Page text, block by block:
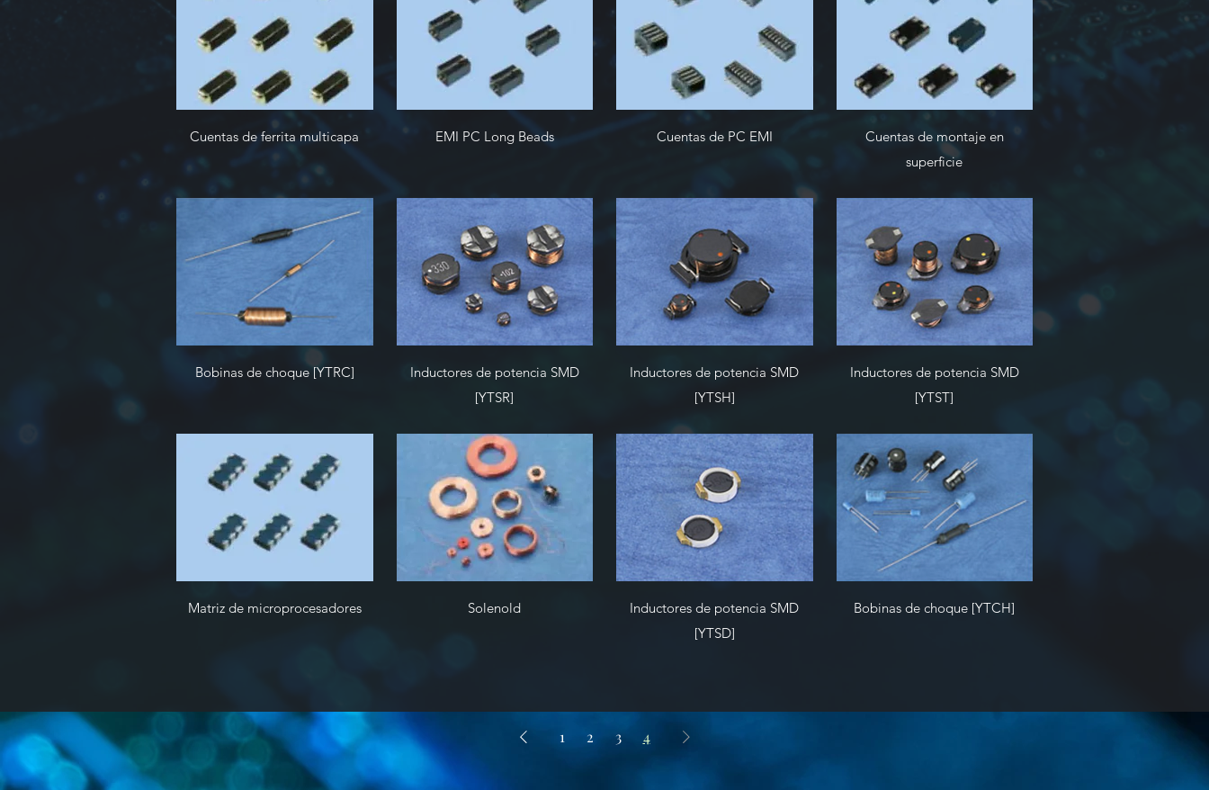
Cuentas de ferrita multicapa EMI PC Long Beads Cuentas de PC EMI
Cuentas de montaje en
superficie
Bobinas de choque [YTRC]
Inductores de potencia SMD
[YTSR]
Inductores de potencia SMD
[YTSH]
Inductores de potencia SMD
[YTST]
Matriz de microprocesadores Solenold
Inductores de potencia SMD
[YTSD]
Bobinas de choque [YTCH]
1 2 3 4